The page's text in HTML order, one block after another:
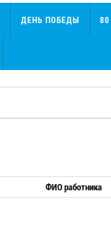
ДЕНЬ ПОБЕДЫ
ФИО работника